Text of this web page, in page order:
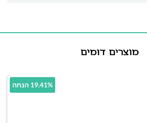
מוצרים דומים
19.41% הנחה